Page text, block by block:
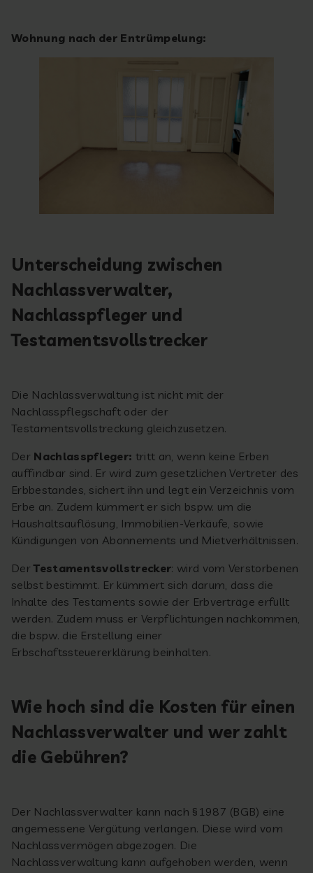
Wohnung nach der Entrümpelung:
Unterscheidung zwischen
Nachlassverwalter,
Nachlasspfleger und
Testamentsvollstrecker
Die Nachlassverwaltung ist nicht mit der
Nachlasspflegschaft oder der
Testamentsvollstreckung gleichzusetzen.
Der Nachlasspfleger: tritt an, wenn keine Erben
auffindbar sind. Er wird zum gesetzlichen Vertreter des
Erbbestandes, sichert ihn und legt ein Verzeichnis vom
Erbe an. Zudem kümmert er sich bspw. um die
Haushaltsauflösung, Immobilien-Verkäufe, sowie
Kündigungen von Abonnements und Mietverhältnissen.
DerTestamentsvollstrecker: wird vom Verstorbenen
selbst bestimmt. Er kümmert sich darum, dass die
Inhalte des Testaments sowie der Erbverträge erfüllt
werden. Zudem muss er Verpflichtungen nachkommen,
die bspw. die Erstellung einer
Erbschaftssteuererklärung beinhalten.
Wie hoch sind die Kosten für einen
Nachlassverwalter und wer zahlt
die Gebühren?
Der Nachlassverwalter kann nach §1987 (BGB) eine
angemessene Vergütung verlangen. Diese wird vom
Nachlassvermögen abgezogen. Die
Nachlassverwaltung kann aufgehoben werden, wenn